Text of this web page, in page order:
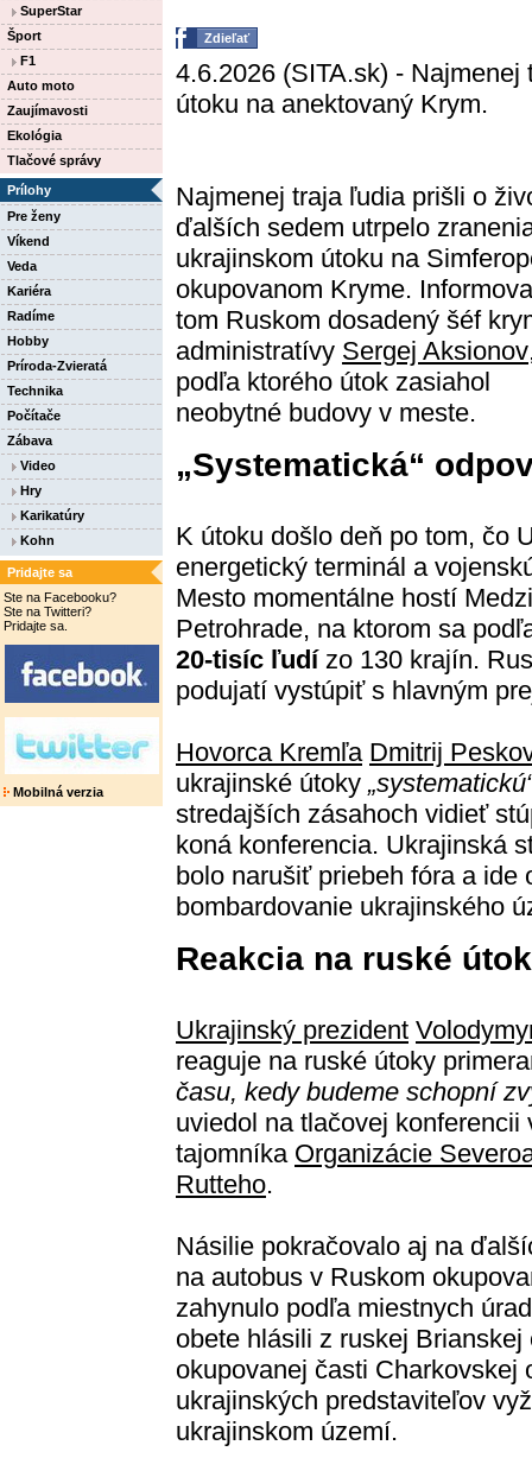
SuperStar
Šport
F1
Auto moto
Zaujímavosti
Ekológia
Tlačové správy
Prílohy
Pre ženy
Víkend
Veda
Kariéra
Radíme
Hobby
Príroda-Zvieratá
Technika
Počítače
Zábava
Video
Hry
Karikatúry
Kohn
Pridajte sa
Ste na Facebooku?
Ste na Twitteri?
Pridajte sa.
Mobilná verzia
Zdieľať
4.6.2026 (SITA.sk) -
útoku na anektovaný Krym.
Najmenej traja ľudia prišli o
ďalších sedem utrpelo
ukrajinskom útoku na
okupovanom Kryme.
tom Ruskom dosadený šéf
administratívy Sergej Aksionov
podľa ktorého útok zasiahol
neobytné budovy v meste.
„Systematická“
K útoku došlo deň po tom, čo
energetický terminál a
Mesto momentálne hostí
Petrohrade, na ktorom sa
20-tisíc ľudízo 130 krajín.
podujatí vystúpiť s hlavným
Hovorca Kremľa Dmitrij
ukrajinské útoky
stredajších zásahoch vidieť
koná konferencia. Ukrajinská
bolo narušiť priebeh fóra a ide
bombardovanie ukrajinského
Reakcia na ruské
Ukrajinský prezident
reaguje na ruské útoky
času, kedy budeme schopní
uviedol na tlačovej
tajomníka Organizácie
Rutteho.
Násilie pokračovalo aj na
na autobus v Ruskom
zahynulo podľa miestnych
obete hlásili z ruskej
okupovanej časti
ukrajinských predstaviteľov
ukrajinskom území.